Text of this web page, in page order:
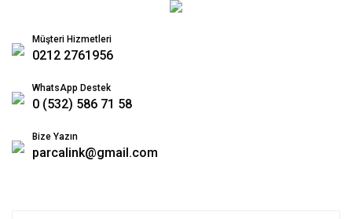
Müşteri Hizmetleri
0212 2761956
WhatsApp Destek
0 (532) 586 71 58
Bize Yazın
parcalink@gmail.com